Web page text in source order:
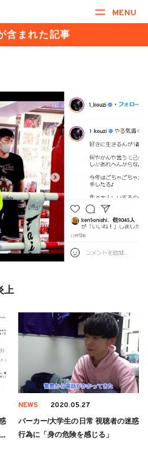
MENU
含まれた記事
上
NEWS 2020.05.27
パーカー/大学生の日常 視聴者の迷惑
行為に「身の危険を感じる」